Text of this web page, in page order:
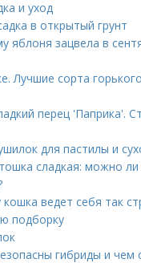
и уход
в открытый грунт
яблоня зацвела в
Лучшие сорта
перец 'Паприка'.
для пастилы и
сладкая: можно ли
ведет себя так
подборку
гибриды и чем